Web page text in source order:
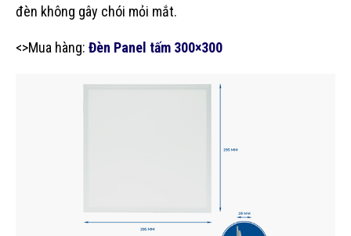
đèn không gây chói mỏi mắt.
<>Mua hàng: Đèn Panel tấm 300×300